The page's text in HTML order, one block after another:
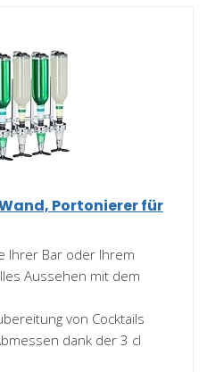
Portonierer für
Ihrer Bar oder Ihrem
Aussehen mit dem
von Cocktails
dank der 3 cl